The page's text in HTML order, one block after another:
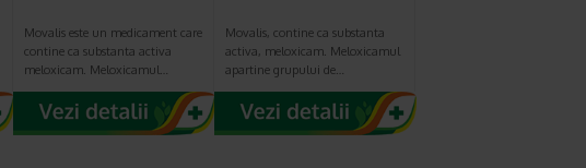
Movalis este un medicament care
contine ca substanta activa
meloxicam. Meloxicamul…
Movalis, contine ca substanta
activa, meloxicam. Meloxicamul
apartine grupului de…